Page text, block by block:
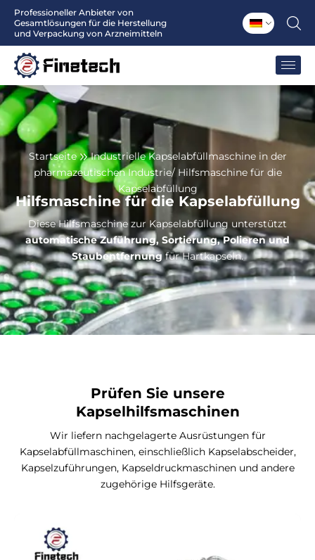
Zum
Inhalt
Professioneller Anbieter von
Gesamtlösungen für die Herstellung
und Verpackung von Arzneimitteln
Startseite
Industrielle Kapselabfüllmaschine in der
pharmazeutischen Industrie/ Hilfsmaschine für die
Kapselabfüllung
Hilfsmaschine für die Kapselabfüllung
Diese Hilfsmaschine zur Kapselabfüllung unterstützt
automatische Zuführung, Sortierung, Polieren und
Staubentfernungfür Hartkapseln.
Prüfen Sie unsere
Kapselhilfsmaschinen
Wir liefern nachgelagerte Ausrüstungen für
Kapselabfüllmaschinen, einschließlich Kapselabscheider,
Kapselzuführungen, Kapseldruckmaschinen und andere
zugehörige Hilfsgeräte.